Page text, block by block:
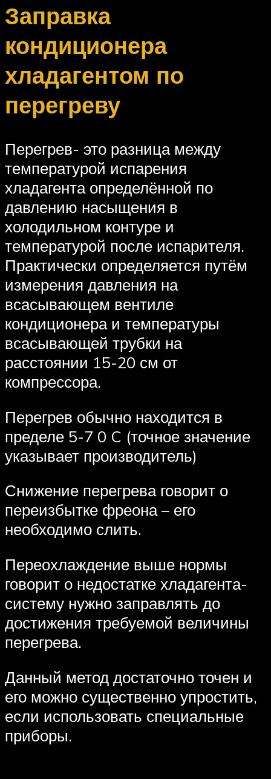
Заправка
кондиционера
хладагентом по
перегреву
Перегрев- это разница между
температурой испарения
хладагента определённой по
давлению насыщения в
холодильном контуре и
температурой после испарителя.
Практически определяется путём
измерения давления на
всасывающем вентиле
кондиционера и температуры
всасывающей трубки на
расстоянии 15-20 см от
компрессора.
Перегрев обычно находится в
пределе 5-7 0 C (точное значение
указывает производитель)
Снижение перегрева говорит о
переизбытке фреона – его
необходимо слить.
Переохлаждение выше нормы
говорит о недостатке хладагента-
систему нужно заправлять до
достижения требуемой величины
перегрева.
Данный метод достаточно точен и
его можно существенно упростить,
если использовать специальные
приборы.